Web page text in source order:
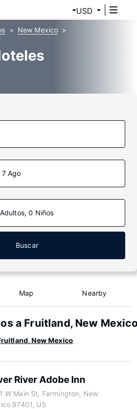
USD
New Mexico
Ago
0 Niños
Buscar
Map Nearby
a Fruitland, New
New Mexico
River Adobe Inn
W Main St, Farmington, New
87401, US